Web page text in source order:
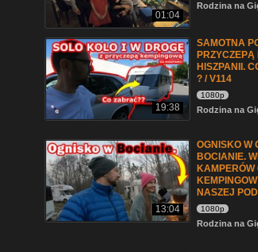
01:04
Rodzina na
19:38
SAMOTNA
HISZPANII.
? / V114
1080p
Rodzina na
13:04
OGNISKO W
BOCIANIE.
KAMPERÓW
NASZEJ
1080p
Rodzina na